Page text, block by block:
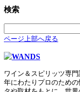
検索
索:
ページ上部へ戻る
ワイン＆スピリッツ専
年にわたりプロのため